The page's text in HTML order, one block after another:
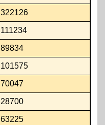
322126
111234
89834
101575
70047
28700
63225